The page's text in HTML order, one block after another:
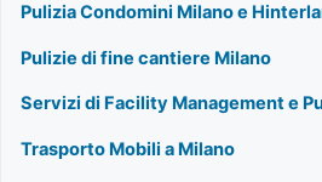
Pulizia Condomini Milano e
Pulizie di fine cantiere Milano
Servizi di Facility Management e
Trasporto Mobili a Milano